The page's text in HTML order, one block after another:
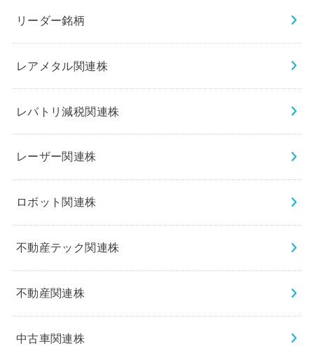
リーダー銘柄
レアメタル関連株
レパトリ減税関連株
レーザー関連株
ロボット関連株
不動産テック関連株
不動産関連株
中古車関連株